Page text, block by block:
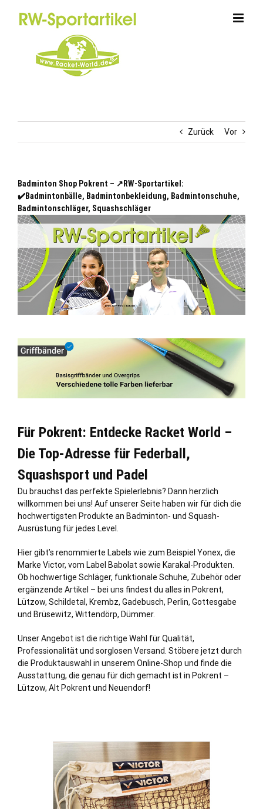
Zurück Vor
Badminton Shop Pokrent – ↗️RW-Sportartikel:
✔️Badmintonbälle, Badmintonbekleidung, Badmintonschuhe,
Badmintonschläger, Squashschläger
Für Pokrent: Entdecke Racket World –
Die Top-Adresse für Federball,
Squashsport und Padel
Du brauchst das perfekte Spielerlebnis? Dann herzlich
willkommen bei uns! Auf unserer Seite haben wir für dich die
hochwertigsten Produkte an Badminton- und Squash-
Ausrüstung für jedes Level.
Hier gibt’s renommierte Labels wie zum Beispiel Yonex, die
Marke Victor, vom Label Babolat sowie Karakal-Produkten.
Ob hochwertige Schläger, funktionale Schuhe, Zubehör oder
ergänzende Artikel – bei uns findest du alles in Pokrent,
Lützow, Schildetal , Krembz, Gadebusch, Perlin, Gottesgabe
und Brüsewitz, Wittendörp, Dümmer.
Unser Angebot ist die richtige Wahl für Qualität,
Professionalität und sorglosen Versand. Stöbere jetzt durch
die Produktauswahl in unserem Online-Shop und finde die
Ausstattung, die genau für dich gemacht ist in Pokrent –
Lützow, Alt Pokrent und Neuendorf!